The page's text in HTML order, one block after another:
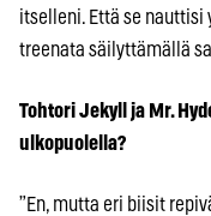
itselleni. Että se nauttisi
treenata säilyttämällä
Tohtori Jekyll ja Mr.
ulkopuolella?
”En, mutta eri biisit